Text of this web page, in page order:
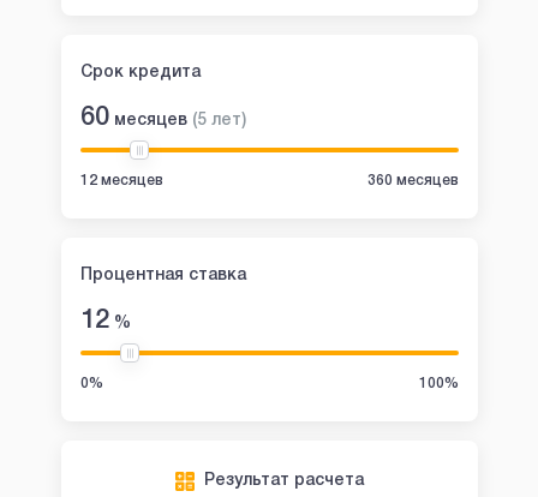
Срок кредита
60 месяцев (5 лет)
12 месяцев 360 месяцев
Процентная ставка
12%
0% 100%
Результат расчета